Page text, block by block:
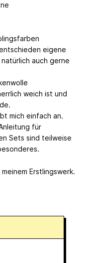
eigene
auch gerne
weich ist und
mich einfach an.
für
Sets sind teilweise
Erstlingswerk.